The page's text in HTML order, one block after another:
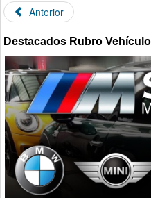
Anterior
Destacados Rubro